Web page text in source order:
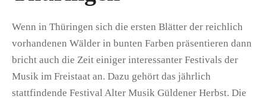
Wenn in Thüringen sich die ersten Blätter der reichlich
vorhandenen Wälder in bunten Farben präsentieren dann
bricht auch die Zeit einiger interessanter Festivals der
Musik im Freistaat an. Dazu gehört das jährlich
stattfindende Festival Alter Musik Güldener Herbst. Die